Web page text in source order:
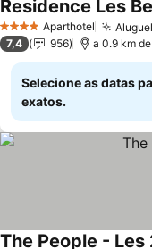
4 EstrelasAparthotel
Residence Les
7,4 956 a 0.9 km
Selecione as datas
exatos.
The People - Les